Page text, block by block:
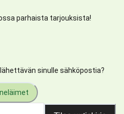
parhaista tarjouksista!
sinulle sähköpostia?